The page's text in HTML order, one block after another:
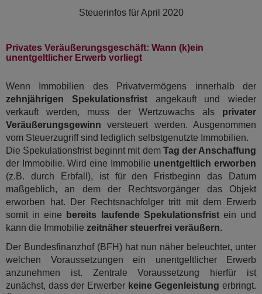
Steuerinfos fürApril 2020
Privates Veräußerungsgeschäft: Wann (k)ein
unentgeltlicher Erwerb vorliegt
Wenn Immobilien des Privatvermögens innerhalb der
zehnjährigen Spekulationsfristangekauft und wieder
verkauft werden, muss der Wertzuwachs als privater
Veräußerungsgewinn versteuert werden. Ausgenommen
vom Steuerzugriff sind lediglich selbstgenutzte Immobilien.
Die Spekulationsfrist beginnt mit dem Tag der Anschaffung
der Immobilie. Wird eine Immobilie unentgeltlich erworben
(z.B. durch Erbfall), ist für den Fristbeginn das Datum
maßgeblich, an dem der Rechtsvorgänger das Objekt
erworben hat. Der Rechtsnachfolger tritt mit dem Erwerb
somit in eine
bereits laufende Spekulationsfristein und
kann die Immobilie zeitnäher steuerfrei veräußern.
Der Bundesfinanzhof (BFH) hat nun näher beleuchtet, unter
welchen Voraussetzungen ein unentgeltlicher Erwerb
anzunehmen ist. Zentrale Voraussetzung hierfür ist
zunächst, dass der Erwerber keine Gegenleistung erbringt.